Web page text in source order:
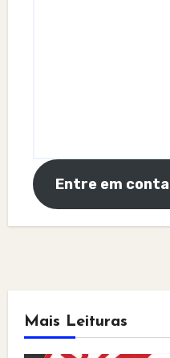
Entre em
Mais Leituras